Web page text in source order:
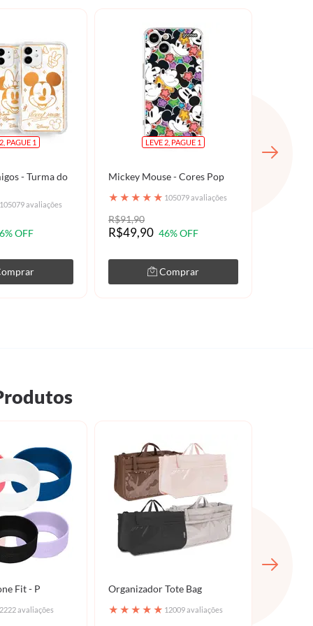
PAGUE 1
- Turma do
105079 avaliações
OFF
LEVE 2, PAGUE 1
Mickey Mouse - Cores Pop
★ ★ ★ ★ ★ 105079 avaliações
R$91,90
R$49,90 46% OFF
Comprar
Fit - P
2222 avaliações
Organizador Tote Bag
★ ★ ★ ★ ★ 12009 avaliações